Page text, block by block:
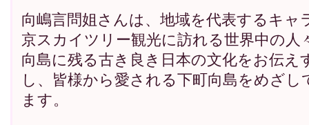
向嶋言問姐さんは、地域を代表するキャ
京スカイツリー観光に訪れる世界中の人
向島に残る古き良き日本の文化をお伝え
し、皆様から愛される下町向島をめざし
ます。